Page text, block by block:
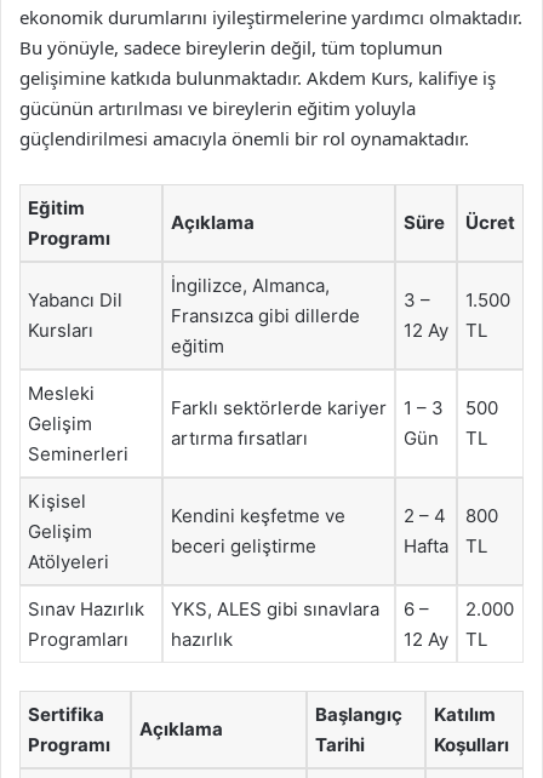
ekonomik durumlarını iyileştirmelerine yardımcı olmaktadır.
Bu yönüyle, sadece bireylerin değil, tüm toplumun
gelişimine katkıda bulunmaktadır. Akdem Kurs, kalifiye iş
gücünün artırılması ve bireylerin eğitim yoluyla
güçlendirilmesi amacıyla önemli bir rol oynamaktadır.
Eğitim
Programı
Açıklama Süre Ücret
Yabancı Dil
Kursları
İngilizce, Almanca,
Fransızca gibi dillerde
eğitim
3 –
12 Ay
1.500
TL
Mesleki
Gelişim
Seminerleri
Farklı sektörlerde kariyer
artırma fırsatları
1 – 3
Gün
500
TL
Kişisel
Gelişim
Atölyeleri
Kendini keşfetme ve
beceri geliştirme
2 – 4
Hafta
800
TL
Sınav Hazırlık
Programları
YKS, ALES gibi sınavlara
hazırlık
6 –
12 Ay
2.000
TL
Sertifika
Programı
Açıklama
Başlangıç
Tarihi
Katılım
Koşulları